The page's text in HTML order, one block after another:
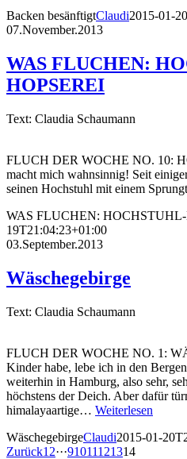
Backen besänftigtClaudi2015-01-
07.November.2013
WAS FLUCHEN:
HOPSEREI
Text: Claudia Schaumann
FLUCH DER WOCHE NO. 10:
macht mich wahnsinnig! Seit
seinen Hochstuhl mit einem
WAS FLUCHEN:
19T21:04:23+01:00
03.September.2013
Wäschegebirge
Text: Claudia Schaumann
FLUCH DER WOCHE NO. 1:
Kinder habe, lebe ich in den
weiterhin in Hamburg, also sehr,
höchstens der Deich. Aber dafür
himalayaartige… Weiterlesen
WäschegebirgeClaudi2015-01-
Zurück1 2···91011121314